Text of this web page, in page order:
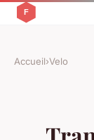
Accueil›Velo